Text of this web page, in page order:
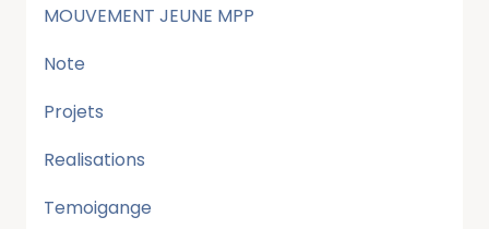
MOUVEMENT JEUNE MPP
Note
Projets
Realisations
Temoigange